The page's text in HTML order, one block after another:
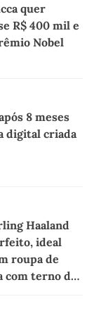
quer
R$ 400 mil e
Nobel
8 meses
digital criada
Haaland
ideal
roupa de
com terno de